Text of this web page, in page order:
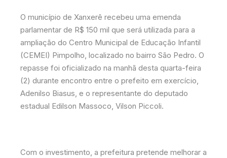
O município de Xanxerê recebeu uma emenda
parlamentar de R$ 150 mil que será utilizada para a
ampliação do Centro Municipal de Educação Infantil
(CEMEI) Pimpolho, localizado no bairro São Pedro. O
repasse foi oficializado na manhã desta quarta-feira
(2) durante encontro entre o prefeito em exercício,
Adenilso Biasus, e o representante do deputado
estadual Edilson Massoco, Vilson Piccoli.
Com o investimento, a prefeitura pretende melhorar a